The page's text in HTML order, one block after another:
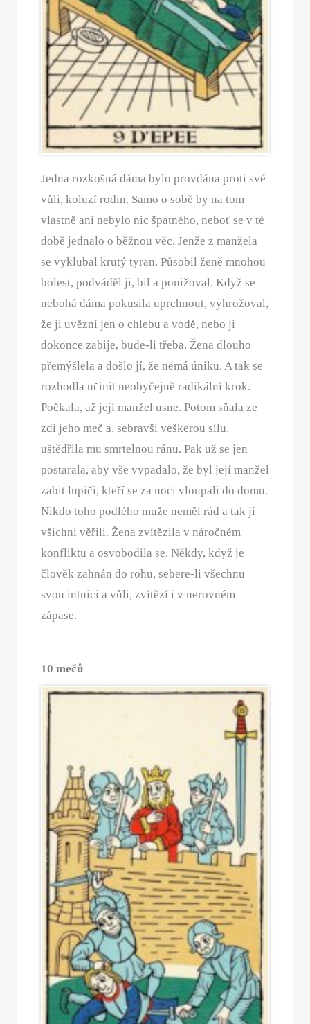
Jedna rozkošná dáma bylo provdána proti své
vůli, koluzí rodin. Samo o sobě by na tom
vlastně ani nebylo nic špatného, neboť se v té
době jednalo o běžnou věc. Jenže z manžela
se vyklubal krutý tyran. Působil ženě mnohou
bolest, podváděl ji, bil a ponižoval. Když se
nebohá dáma pokusila uprchnout, vyhrožoval,
že ji uvězní jen o chlebu a vodě, nebo ji
dokonce zabije, bude-li třeba. Žena dlouho
přemýšlela a došlo jí, že nemá úniku. A tak se
rozhodla učinit neobyčejně radikální krok.
Počkala, až její manžel usne. Potom sňala ze
zdi jeho meč a, sebravši veškerou sílu,
uštědřila mu smrtelnou ránu. Pak už se jen
postarala, aby vše vypadalo, že byl její manžel
zabit lupiči, kteří se za noci vloupali do domu.
Nikdo toho podlého muže neměl rád a tak jí
všichni věřili. Žena zvítězila v náročném
konfliktu a osvobodila se. Někdy, když je
člověk zahnán do rohu, sebere-li všechnu
svou intuici a vůli, zvítězí i v nerovném
zápase.
10 mečů